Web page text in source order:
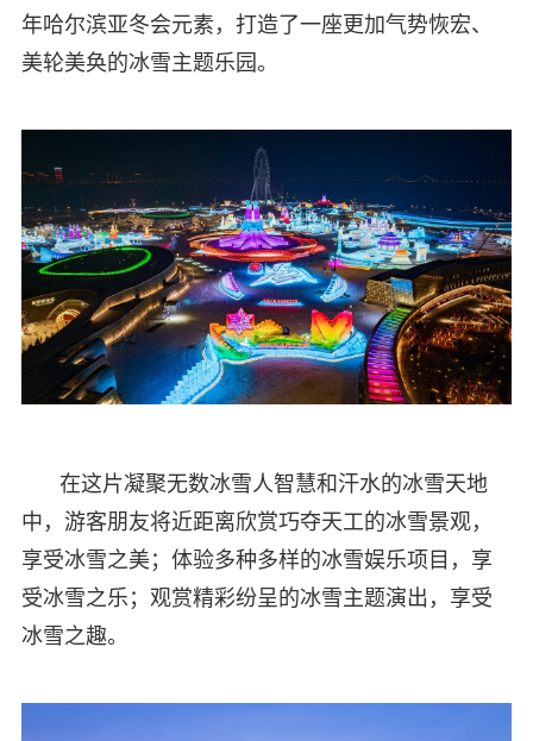
年哈尔滨亚冬会元素，打造了一座更加气势恢宏、
美轮美奂的冰雪主题乐园。
在这片凝聚无数冰雪人智慧和汗水的冰雪天地
中，游客朋友将近距离欣赏巧夺天工的冰雪景观，
享受冰雪之美；体验多种多样的冰雪娱乐项目，享
受冰雪之乐；观赏精彩纷呈的冰雪主题演出，享受
冰雪之趣。